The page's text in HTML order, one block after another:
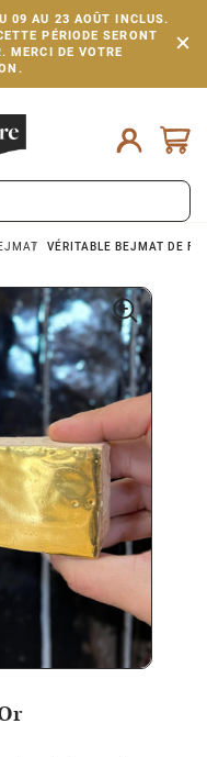
09 AU 23 AOÛT INCLUS.
PÉRIODE SERONT
MERCI DE VOTRE
VÉRITABLE BEJMAT DE